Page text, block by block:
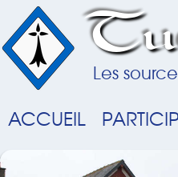
Les
ACCUEIL